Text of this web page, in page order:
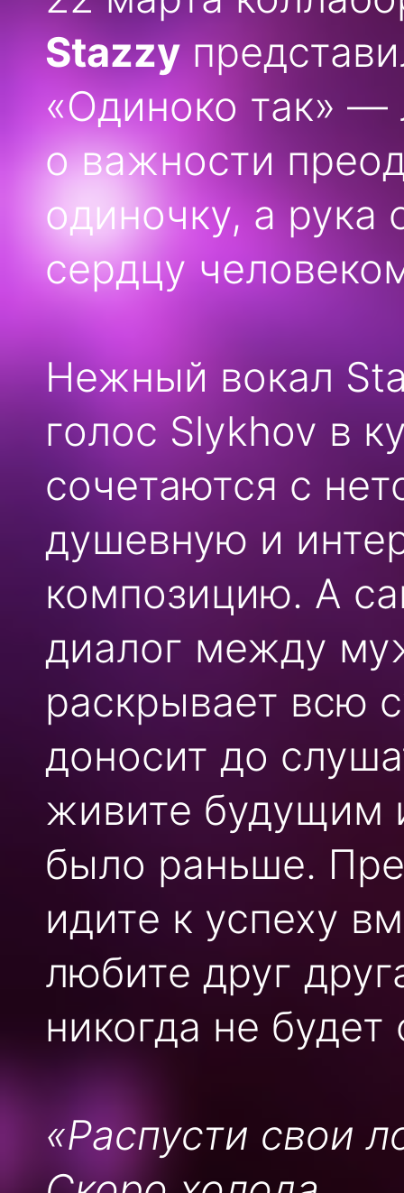
Stazzy
«Одиноко так» —
о важности
одиночку, а
сердцу
Нежный вокал
голос Slykhov в
сочетаются с
душевную и
композицию. А
диалог между
раскрывает всю
доносит до
живите будущим
было раньше.
идите к успеху
любите друг
никогда не
«Распусти свои